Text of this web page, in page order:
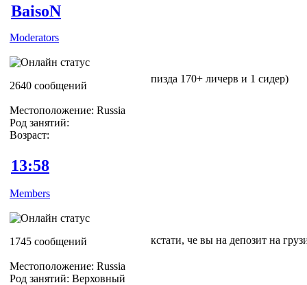
BaisoN
Moderators
2640 сообщений
Местоположение: Russia
Род занятий:
Возраст:
пизда 170+ личерв и 1 сидер)
13:58
Members
1745 сообщений
Местоположение: Russia
Род занятий: Верховный
кстати, че вы на депозит на